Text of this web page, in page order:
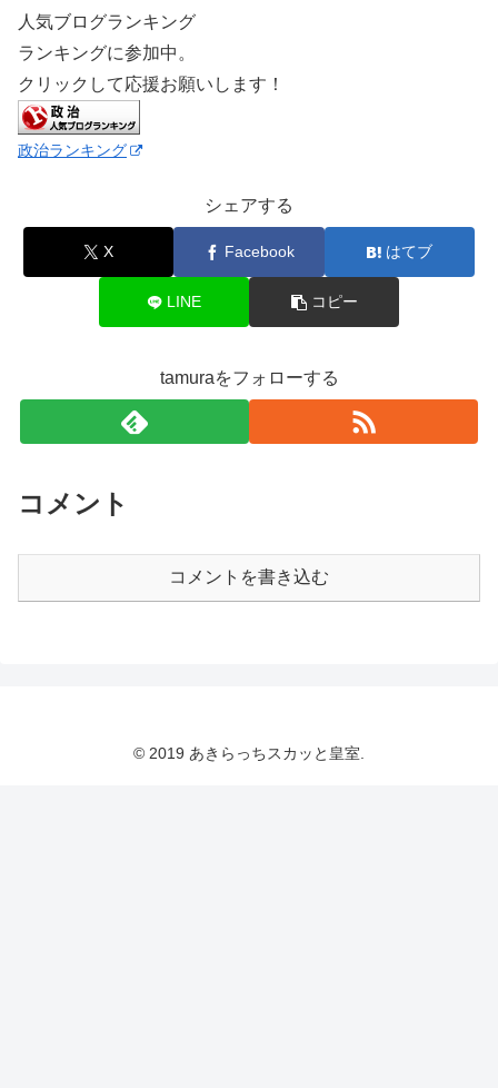
人気ブログランキング
ランキングに参加中。
クリックして応援お願いします！
政治ランキング
シェアする
X Facebook はてブ
LINE コピー
tamuraをフォローする
コメント
コメントを書き込む
© 2019 あきらっちスカッと皇室.